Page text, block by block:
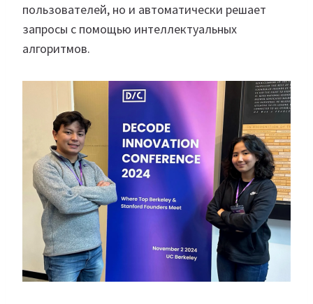
пользователей, но и автоматически решает
запросы с помощью интеллектуальных
алгоритмов.